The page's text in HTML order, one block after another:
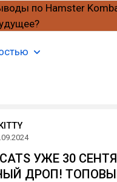
УЖЕ 30
ДРОП!